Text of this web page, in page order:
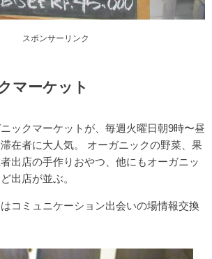
スポンサーリンク
マーケット
ックマーケットが、毎週火曜日朝9時〜昼
在者に大人気。 オーガニックの野菜、果
出店の手作りおやつ、他にもオーガニッ
出店が並ぶ。
コミュニケーション出会いの場情報交換